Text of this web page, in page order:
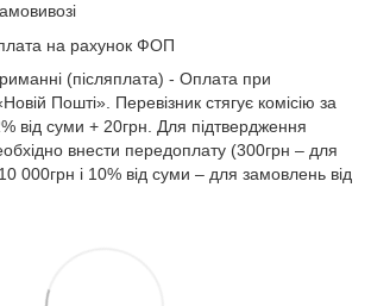
на рахунок ФОП
(післяплата) - Оплата при
Пошті». Перевізник стягує комісію за
від суми + 20грн. Для підтвердження
внести передоплату (300грн – для
000грн і 10% від суми – для замовлень від